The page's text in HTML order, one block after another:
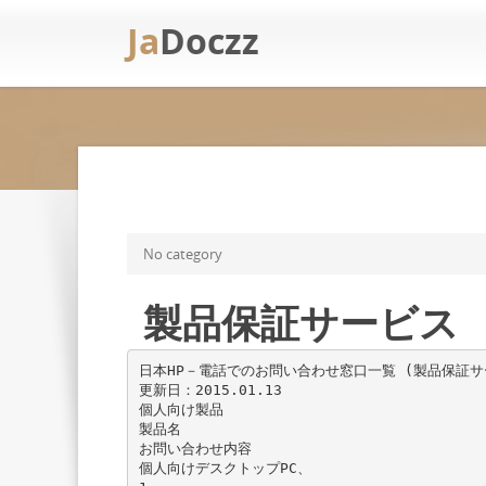
JaDoczz
No category
製品保証サービス
日本HP－電話でのお問い合わせ窓口一覧 (製品保証
更新日：2015.01.13
個人向け製品
製品名
お問い合わせ内容
個人向けデスクトップPC、